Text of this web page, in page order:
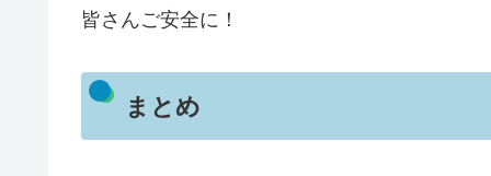
皆さんご安全に！
まとめ